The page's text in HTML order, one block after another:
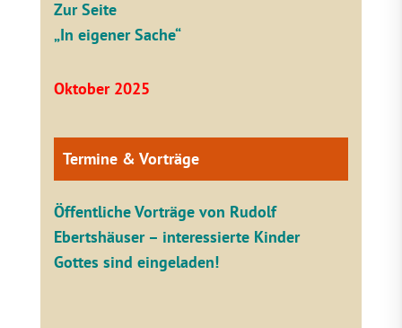
Zur Seite
„In eigener Sache“
Oktober 2025
Termine & Vorträge
Öffentliche Vorträge von Rudolf
Ebertshäuser – interessierte Kinder
Gottes sind eingeladen!